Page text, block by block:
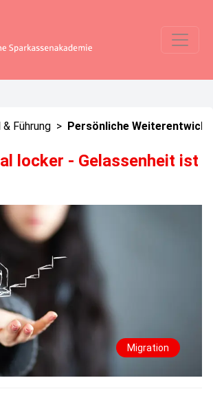
Führung > Persönliche
locker - Gelassenheit ist
Migration